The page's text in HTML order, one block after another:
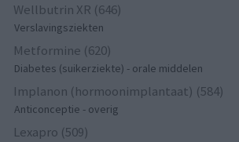
Wellbutrin XR (646)
Verslavingsziekten
Metformine (620)
Diabetes (suikerziekte) - orale middelen
Implanon (hormoonimplantaat) (584)
Anticonceptie - overig
Lexapro (509)